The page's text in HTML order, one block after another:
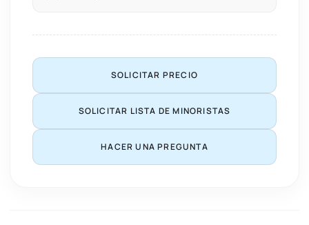
SOLICITAR PRECIO
SOLICITAR LISTA DE MINORISTAS
HACER UNA PREGUNTA